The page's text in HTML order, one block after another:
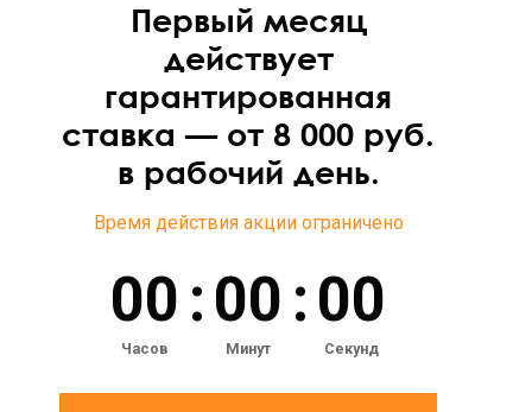
Первый месяц
действует
гарантированная
ставка — от 8 000 руб.
в рабочий день.
Время действия акции ограничено
00
Часов
: 00
Минут
: 00
Секунд